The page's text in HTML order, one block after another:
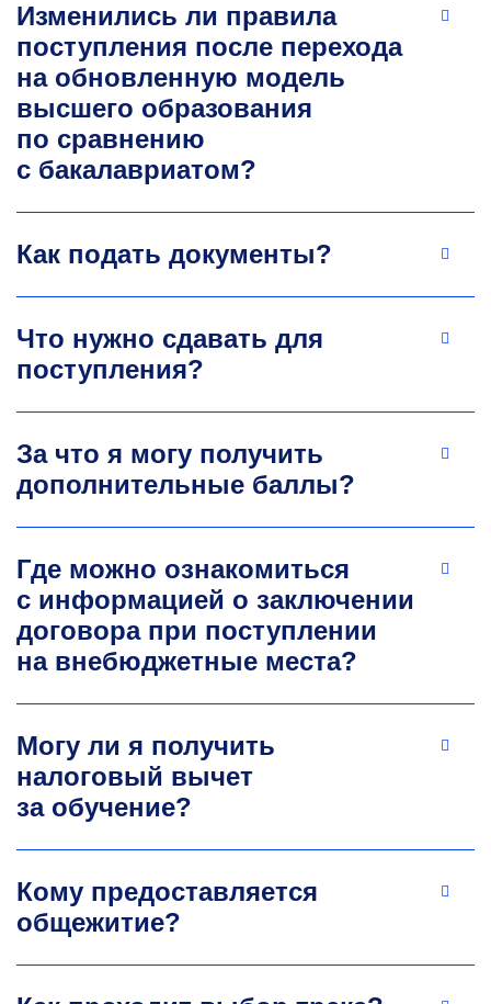
Изменились ли правила
поступления после перехода
на обновленную модель
высшего образования
по сравнению
с бакалавриатом?
Как подать документы?
Что нужно сдавать для
поступления?
За что я могу получить
дополнительные баллы?
Где можно ознакомиться
с информацией о заключении
договора при поступлении
на внебюджетные места?
Могу ли я получить
налоговый вычет
за обучение?
Кому предоставляется
общежитие?